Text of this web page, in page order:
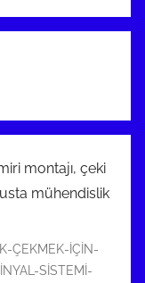
ÇEKMEK-İÇİN-
SİSTEMİ-